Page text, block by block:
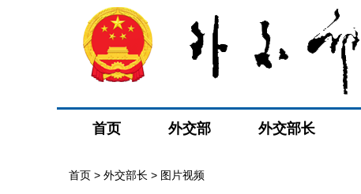
首页 外交部 外交部长
首页 > 外交部长 > 图片视频